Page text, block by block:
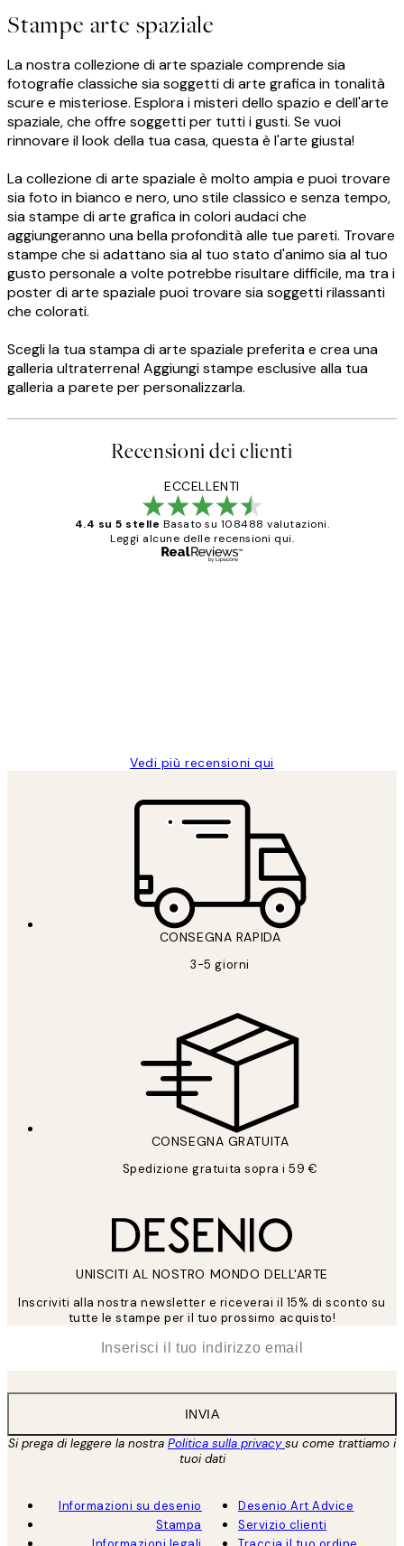
Stampe arte spaziale
La nostra collezione di arte spaziale comprende sia
fotografie classiche sia soggetti di arte grafica in tonalità
scure e misteriose. Esplora i misteri dello spazio e dell'arte
spaziale, che offre soggetti per tutti i gusti. Se vuoi
rinnovare il look della tua casa, questa è l'arte giusta!
La collezione di arte spaziale è molto ampia e puoi trovare
sia foto in bianco e nero, uno stile classico e senza tempo,
sia stampe di arte grafica in colori audaci che
aggiungeranno una bella profondità alle tue pareti. Trovare
stampe che si adattano sia al tuo stato d'animo sia al tuo
gusto personale a volte potrebbe risultare difficile, ma tra i
poster di arte spaziale puoi trovare sia soggetti rilassanti
che colorati.
Scegli la tua stampa di arte spaziale preferita e crea una
galleria ultraterrena! Aggiungi stampe esclusive alla tua
galleria a parete per personalizzarla.
Recensioni dei clienti
ECCELLENTI
4.4 su 5 stelle Basato su 108488 valutazioni.
Leggi alcune delle recensioni qui.
Vedi più recensioni qui
CONSEGNA RAPIDA
3-5 giorni
CONSEGNA GRATUITA
Spedizione gratuita sopra i 59 €
UNISCITI AL NOSTRO MONDO DELL'ARTE
Inscriviti alla nostra newsletter e riceverai il 15% di sconto su
tutte le stampe per il tuo prossimo acquisto!
INVIA
Si prega di leggere la nostra Politica sulla privacysu come trattiamo i
tuoi dati
Informazioni su desenio
Stampa
Desenio Art Advice
Servizio clienti